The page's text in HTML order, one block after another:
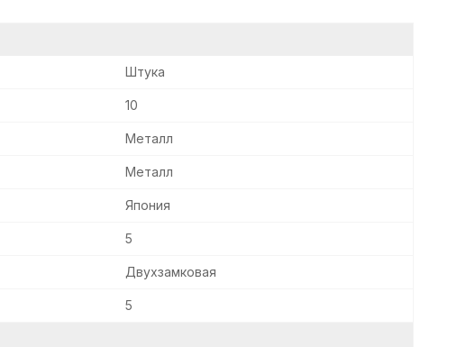
Штука
10
Металл
Металл
Япония
5
Двухзамковая
5